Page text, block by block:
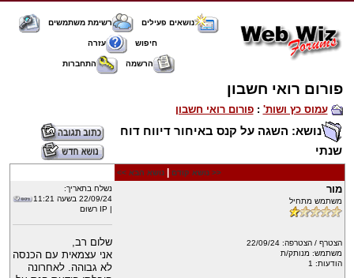
נושאים פעילים רשימת משתמשים
חיפוש עזרה
הרשמה התחברות
פורום רואי חשבון
עמוס כץ ושות' :פורום רואי חשבון
נושא: השגה על קנס באיחור דיווח דוח
שנתי
<< נושא קודם |נושא הבא >>
מור
משתמש מתחיל
הצטרף / הצטרפה: 22/09/24
משתמש: מנותק/ת
הודעות: 1
נשלח בתאריך:
22/09/24 בשעה 11:21
| IP רשוּם
שלום רב,
אני עצמאית עם הכנסה
לא גבוהה. לאחרונה